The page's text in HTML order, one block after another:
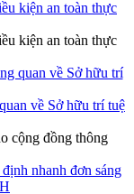
kiện an toàn thực
kiện an toàn thực
về Sở hữu trí tuệ
cộng đồng thông